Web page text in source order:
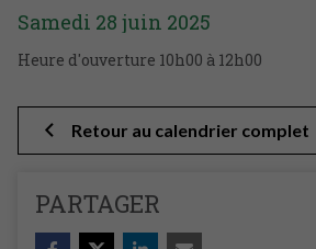
Samedi 28 juin 2025
Heure d'ouverture 10h00 à 12h00
Retour au calendrier complet
PARTAGER